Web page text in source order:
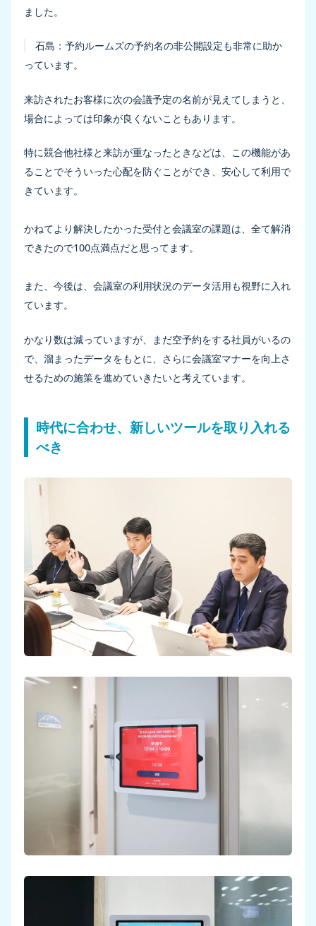
ました。
石島：予約ルームズの予約名の非公開設定も非常に助か
っています。
来訪されたお客様に次の会議予定の名前が見えてしまうと、
場合によっては印象が良くないこともあります。
特に競合他社様と来訪が重なったときなどは、この機能があ
ることでそういった心配を防ぐことができ、安心して利用で
きています。
かねてより解決したかった受付と会議室の課題は、全て解消
できたので100点満点だと思ってます。
また、今後は、会議室の利用状況のデータ活用も視野に入れ
ています。
かなり数は減っていますが、まだ空予約をする社員がいるの
で、溜まったデータをもとに、さらに会議室マナーを向上さ
せるための施策を進めていきたいと考えています。
時代に合わせ、新しいツールを取り入れる
べき